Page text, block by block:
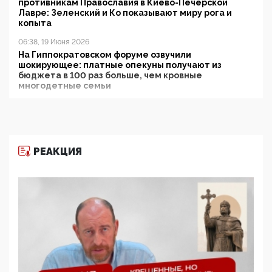
противникам Православия в Киево-Печерской
Лавре: Зеленский и Ко показывают миру рога и
копыта
06:38, 19 Июня 2026
На Гиппократовском форуме озвучили
шокирующее: платные опекуны получают из
бюджета в 100 раз больше, чем кровные
многодетные семьи
11:53, 09 Июня 2026
деятельность ИИТО ЮНЕСКО в России, но
цифроглобалисты продолжают определять
повестку в образовании
09:43, 01 Июня 2026
5G за счет здоровья граждан: Минцифры намерено
отобрать у регионов и муниципалитетов право
защищать жилые дома и социальные объекты от
РЕАКЦИЯ